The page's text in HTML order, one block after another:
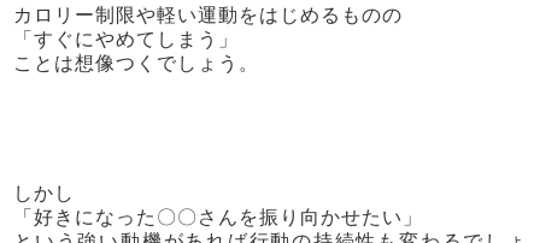
カロリー制限や軽い運動をはじめるものの
「すぐにやめてしまう」
ことは想像つくでしょう。
しかし
「好きになった〇〇さんを振り向かせたい」